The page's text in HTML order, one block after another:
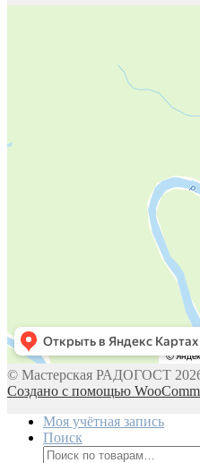
© Мастерская РАДОГОСТ
Создано с помощью
Моя учётная запись
Поиск
Искать: